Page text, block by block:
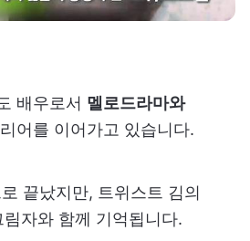
배우로서 멜로드라마와
어를 이어가고 있습니다.
로 끝났지만, 트위스트 김의
자와 함께 기억됩니다.